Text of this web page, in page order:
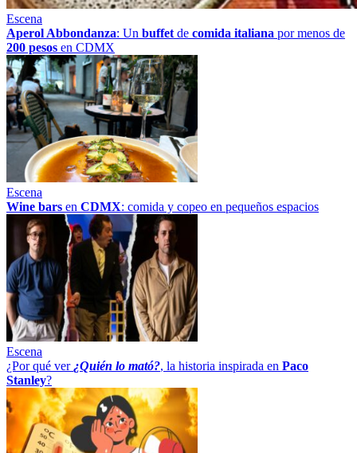
Escena
Aperol Abbondanza: Un buffetde comida italiana por menos de
200 pesos en CDMX
Escena
Wine bars en CDMX: comida y copeo en pequeños espacios
Escena
¿Por qué ver¿Quién lo mató?, la historia inspirada en Paco
Stanley?